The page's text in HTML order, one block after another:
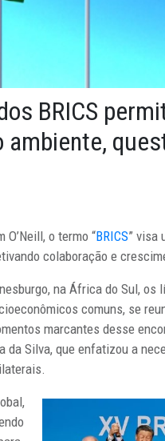
BRICS
ambiente,
o termo “BRICS” visa
colaboração e
na África do Sul, os
comuns, se
marcantes desse
Silva, que enfatizou a